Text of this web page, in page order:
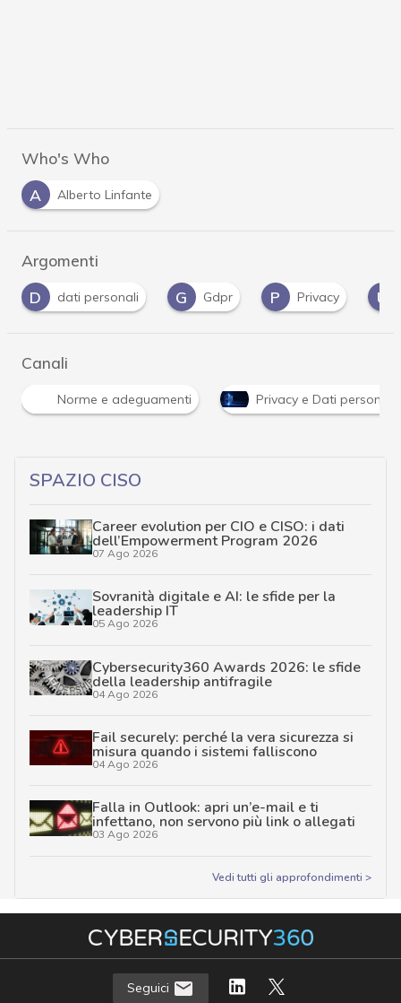
Who's Who
A
Alberto Linfante
Argomenti
dati personali G Gdpr P Privacy U
Canali
Norme e adeguamenti Privacy e Dati personali
SPAZIO CISO
Career evolution per CIO e CISO: i dati
dell’Empowerment Program 2026
07 Ago 2026
Sovranità digitale e AI: le sfide per la
leadership IT
05 Ago 2026
Cybersecurity360 Awards 2026: le sfide
della leadership antifragile
04 Ago 2026
Fail securely: perché la vera sicurezza si
misura quando i sistemi falliscono
04 Ago 2026
Falla in Outlook: apri un’e-mail e ti
infettano, non servono più link o allegati
03 Ago 2026
Vedi tutti gli approfondimenti >
Seguici